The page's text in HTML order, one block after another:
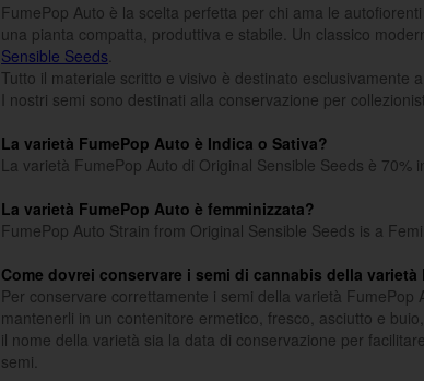
FumePop Auto è la scelta perfetta per chi ama le
una pianta compatta, produttiva e stabile. Un classico
Sensible Seeds.
Tutto il materiale scritto e visivo è destinato esclusivamente
I nostri semi sono destinati alla conservazione per
La varietà FumePop Auto è Indica o Sativa?
La varietà FumePop Auto di Original Sensible Seeds è 70%
La varietà FumePop Auto è femminizzata?
FumePop Auto Strain from Original Sensible Seeds is a
Come dovrei conservare i semi di cannabis della varietà
Per conservare correttamente i semi della varietà FumePop
mantenerli in un contenitore ermetico, fresco, asciutto e
il nome della varietà sia la data di conservazione per
semi.